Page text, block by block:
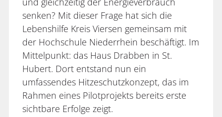
senken? Mit dieser Frage hat sich die
Lebenshilfe Kreis Viersen gemeinsam mit
der Hochschule Niederrhein beschäftigt. Im
Mittelpunkt: das Haus Drabben in St.
Hubert. Dort entstand nun ein
umfassendes Hitzeschutzkonzept, das im
Rahmen eines Pilotprojekts bereits erste
sichtbare Erfolge zeigt.